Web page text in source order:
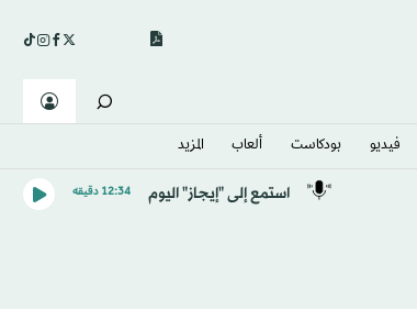
فيديو بودكاست ألعاب المزيد
استمع إلى "إيجاز" اليوم 12:34 دقيقه